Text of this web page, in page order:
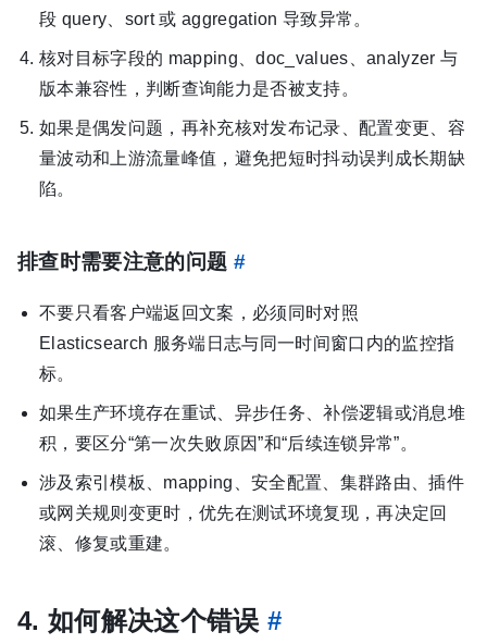
段 query、sort 或 aggregation 导致异常。
核对目标字段的 mapping、doc_values、analyzer 与
版本兼容性，判断查询能力是否被支持。
如果是偶发问题，再补充核对发布记录、配置变更、容
量波动和上游流量峰值，避免把短时抖动误判成长期缺
陷。
排查时需要注意的问题 #
不要只看客户端返回文案，必须同时对照
Elasticsearch 服务端日志与同一时间窗口内的监控指
标。
如果生产环境存在重试、异步任务、补偿逻辑或消息堆
积，要区分“第一次失败原因”和“后续连锁异常”。
涉及索引模板、mapping、安全配置、集群路由、插件
或网关规则变更时，优先在测试环境复现，再决定回
滚、修复或重建。
4. 如何解决这个错误 #